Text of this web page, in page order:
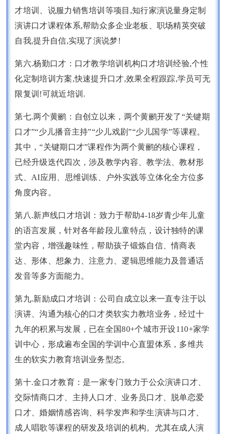
才培训、说服力销售培训等项目,知行家演说量身定制
演讲口才课程体系,帮助众多企业老板、职场精英突破
自我,提升自信,实现了演说梦!
第六.杨勤口才：口才教学培训机构口才培训经验,个性
化定制培训方案,快速提升口才,效果全程跟踪,学员可无
限复训!可就近培训.
第七.两个黄鹂：自创立以来，两个黄鹂开发了“关键期
口才”“少儿播音主持”“少儿戏剧”“少儿国学”等课程。
其中，“关键期口才”课程作为两个黄鹂的核心课程，
已经升级迭代四次，涉及教学内容、教学法、教材形
式、AI应用、思维训练、户外实践等立体化全方位多
角度内容。
第八.新声线口才培训：致力于帮助4-18岁青少年儿童
的语言发展，针对各年龄段儿童特点，设计独特的课
堂内容，增强趣味性，帮助孩子锻炼自信、情商表
达、形体、想象力、注意力、逻辑思维能力及普通话
发音等多方面能力。
第九.新励成口才培训：公司自成立以来一直专注于以
演讲、沟通为核心的口才类软实力教培业务，经过十
九年的积累与发展，已在全国80+个城市开设110+家学
训中心，形成遍布全国的学训中心直盟体系，多维共
生的软实力教育培训业务型态。
第十.金口才教育：是一家专门致力于公众演讲口才、
交际情商口才、主持人口才、业务员口才、脱单恋爱
口才、婚姻情感咨询、科学发声和学生演讲与口才、
成人唱歌等课程的研发及培训的机构。尤其在成人演